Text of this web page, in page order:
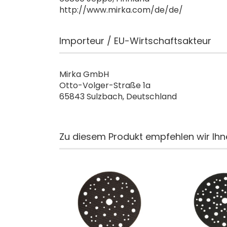
http://www.mirka.com/de/de/
Importeur / EU-Wirtschaftsakteur
Mirka GmbH
Otto-Volger-Straße 1a
65843 Sulzbach, Deutschland
Zu diesem Produkt empfehlen wir